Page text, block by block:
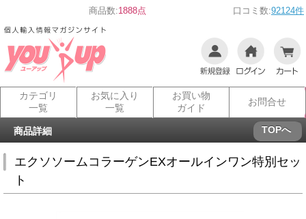
商品数:1888点 口コミ数:92124件
カテゴリ
一覧
お気に入り
一覧
お買い物
ガイド
お問合せ
商品詳細 TOPへ
エクソソームコラーゲンEXオールインワン特別セッ
ト